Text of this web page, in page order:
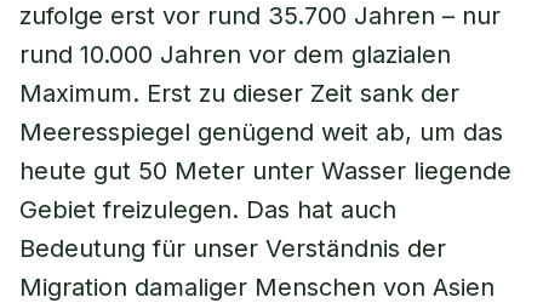
zufolge erst vor rund 35.700 Jahren – nur
rund 10.000 Jahren vor dem glazialen
Maximum. Erst zu dieser Zeit sank der
Meeresspiegel genügend weit ab, um das
heute gut 50 Meter unter Wasser liegende
Gebiet freizulegen. Das hat auch
Bedeutung für unser Verständnis der
Migration damaliger Menschen von Asien